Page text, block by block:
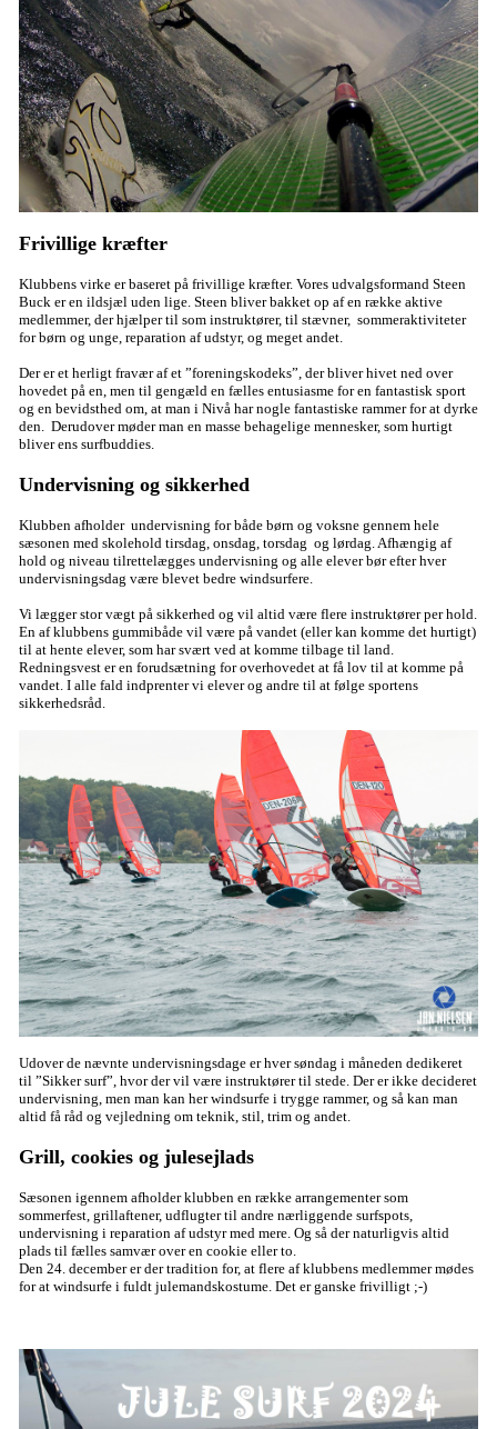
Frivillige kræfter
Klubbens virke er baseret på frivillige kræfter. Vores udvalgsformand Steen
Buck er en ildsjæl uden lige. Steen bliver bakket op af en række aktive
medlemmer, der hjælper til som instruktører, til stævner, sommeraktiviteter
for børn og unge, reparation af udstyr, og meget andet.
Der er et herligt fravær af et ”foreningskodeks”, der bliver hivet ned over
hovedet på en, men til gengæld en fælles entusiasme for en fantastisk sport
og en bevidsthed om, at man i Nivå har nogle fantastiske rammer for at dyrke
den. Derudover møder man en masse behagelige mennesker, som hurtigt
bliver ens surfbuddies.
Undervisning og sikkerhed
Klubben afholder undervisning for både børn og voksne gennem hele
sæsonen med skolehold tirsdag, onsdag, torsdag og lørdag. Afhængig af
hold og niveau tilrettelægges undervisning og alle elever bør efter hver
undervisningsdag være blevet bedre windsurfere.
Vi lægger stor vægt på sikkerhed og vil altid være flere instruktører per hold.
En af klubbens gummibåde vil være på vandet (eller kan komme det hurtigt)
til at hente elever, som har svært ved at komme tilbage til land.
Redningsvest er en forudsætning for overhovedet at få lov til at komme på
vandet. I alle fald indprenter vi elever og andre til at følge sportens
sikkerhedsråd.
Udover de nævnte undervisningsdage er hver søndag i måneden dedikeret
til ”Sikker surf”, hvor der vil være instruktører til stede. Der er ikke decideret
undervisning, men man kan her windsurfe i trygge rammer, og så kan man
altid få råd og vejledning om teknik, stil, trim og andet.
Grill, cookies og julesejlads
Sæsonen igennem afholder klubben en række arrangementer som
sommerfest, grillaftener, udflugter til andre nærliggende surfspots,
undervisning i reparation af udstyr med mere. Og så der naturligvis altid
plads til fælles samvær over en cookie eller to.
Den 24. december er der tradition for, at flere af klubbens medlemmer mødes
for at windsurfe i fuldt julemandskostume. Det er ganske frivilligt ;-)